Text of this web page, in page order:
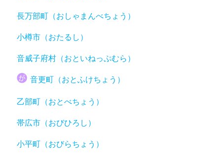
長万部町（おしゃまんべちょう）
小樽市（おたるし）
音威子府村（おといねっぷむら）
音更町（おとふけちょう）
乙部町（おとべちょう）
帯広市（おびひろし）
小平町（おびらちょう）